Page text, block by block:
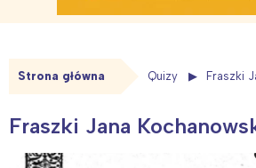
Strona główna Quizy Fraszki
Fraszki Jana